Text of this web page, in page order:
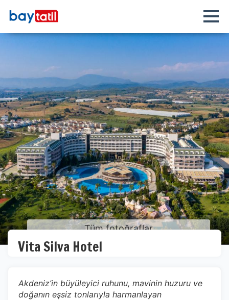
Tüm fotoğraflar
Vita Silva Hotel
Akdeniz’in büyüleyici ruhunu, mavinin huzuru ve
doğanın eşsiz tonlarıyla harmanlayan